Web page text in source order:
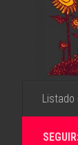
Listado